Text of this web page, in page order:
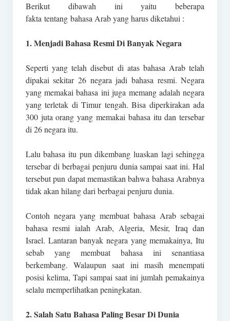
Berikut dibawah ini yaitu beberapa
fakta tentang bahasa Arab yang harus diketahui :
1. Menjadi Bahasa Resmi Di Banyak Negara
Seperti yang telah disebut di atas bahasa Arab telah
dipakai sekitar 26 negara jadi bahasa resmi. Negara
yang memakai bahasa ini juga memang adalah negara
yang terletak di Timur tengah. Bisa diperkirakan ada
300 juta orang yang memakai bahasa itu dan tersebar
di 26 negara itu.
Lalu bahasa itu pun dikembang luaskan lagi sehingga
tersebar di berbagai penjuru dunia sampai saat ini. Hal
tersebut pun dapat memastikan bahwa bahasa Arabnya
tidak akan hilang dari berbagai penjuru dunia.
Contoh negara yang membuat bahasa Arab sebagai
bahasa resmi ialah Arab, Algeria, Mesir, Iraq dan
Israel. Lantaran banyak negara yang memakainya, Itu
sebab yang membuat bahasa ini senantiasa
berkembang. Walaupun saat ini masih menempati
posisi kelima, Tapi sampai saat ini jumlah pemakainya
selalu memperlihatkan peningkatan.
2. Salah Satu Bahasa Paling Besar Di Dunia